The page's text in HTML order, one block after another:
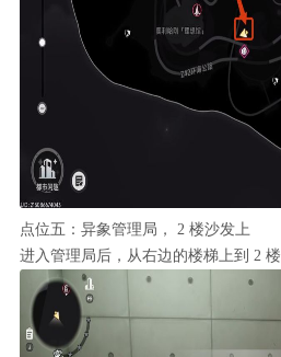
点位五：异象管理局， 2 楼沙发上
进入管理局后，从右边的楼梯上到 2 楼